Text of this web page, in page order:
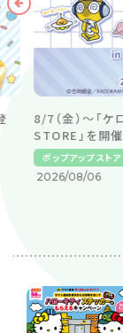
8/7（金）～「
STORE」を開
ポップアップストア
2026/08/06